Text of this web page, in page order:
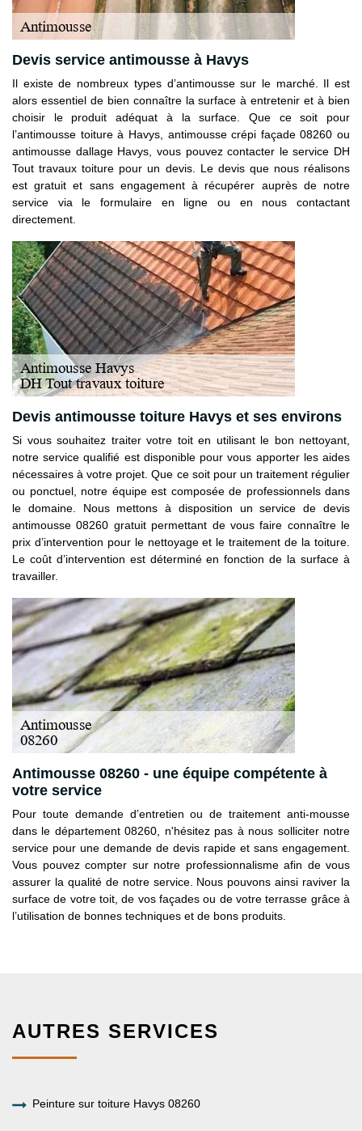
Devis service antimousse à Havys
Il existe de nombreux types d’antimousse sur le marché. Il est
alors essentiel de bien connaître la surface à entretenir et à bien
choisir le produit adéquat à la surface. Que ce soit pour
l’antimousse toiture à Havys, antimousse crépi façade 08260 ou
antimousse dallage Havys, vous pouvez contacter le service DH
Tout travaux toiture pour un devis. Le devis que nous réalisons
est gratuit et sans engagement à récupérer auprès de notre
service via le formulaire en ligne ou en nous contactant
directement.
Devis antimousse toiture Havys et ses environs
Si vous souhaitez traiter votre toit en utilisant le bon nettoyant,
notre service qualifié est disponible pour vous apporter les aides
nécessaires à votre projet. Que ce soit pour un traitement régulier
ou ponctuel, notre équipe est composée de professionnels dans
le domaine. Nous mettons à disposition un service de devis
antimousse 08260 gratuit permettant de vous faire connaître le
prix d’intervention pour le nettoyage et le traitement de la toiture.
Le coût d’intervention est déterminé en fonction de la surface à
travailler.
Antimousse 08260 - une équipe compétente à
votre service
Pour toute demande d’entretien ou de traitement anti-mousse
dans le département 08260, n'hésitez pas à nous solliciter notre
service pour une demande de devis rapide et sans engagement.
Vous pouvez compter sur notre professionnalisme afin de vous
assurer la qualité de notre service. Nous pouvons ainsi raviver la
surface de votre toit, de vos façades ou de votre terrasse grâce à
l’utilisation de bonnes techniques et de bons produits.
AUTRES SERVICES
Peinture sur toiture Havys 08260